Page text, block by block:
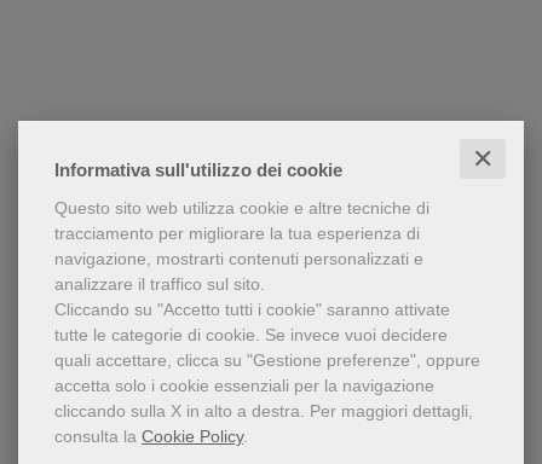
Informativa sull'utilizzo dei cookie ✕
Questo sito web utilizza cookie e altre tecniche di
tracciamento per migliorare la tua esperienza di
navigazione, mostrarti contenuti personalizzati e
analizzare il traffico sul sito.
Cliccando su "Accetto tutti i cookie" saranno attivate
tutte le categorie di cookie. Se invece vuoi decidere
quali accettare, clicca su "Gestione preferenze", oppure
accetta solo i cookie essenziali per la navigazione
cliccando sulla X in alto a destra. Per maggiori dettagli,
consulta la Cookie Policy.